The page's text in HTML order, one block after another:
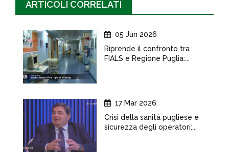
ARTICOLI CORRELATI
05 Jun 2026
Riprende il confronto tra
FIALS e Regione Puglia:...
17 Mar 2026
Crisi della sanità pugliese e
sicurezza degli operatori:...